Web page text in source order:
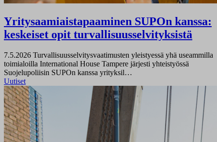
Yritysaamiaistapaaminen SUPOn kanssa:
keskeiset opit turvallisuusselvityksistä
7.5.2026 Turvallisuusselvitysvaatimusten yleistyessä yhä useammilla
toimialoilla International House Tampere järjesti yhteistyössä
Suojelupoliisin SUPOn kanssa yrityksil…
Uutiset